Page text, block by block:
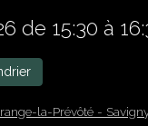
de 15:30 à
la-Prévôté -